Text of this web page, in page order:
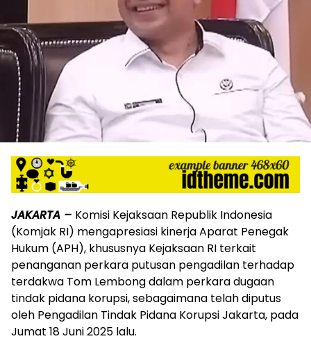
JAKARTA – Komisi Kejaksaan Republik Indonesia
(Komjak RI) mengapresiasi kinerja Aparat Penegak
Hukum (APH), khususnya Kejaksaan RI terkait
penanganan perkara putusan pengadilan terhadap
terdakwa Tom Lembong dalam perkara dugaan
tindak pidana korupsi, sebagaimana telah diputus
oleh Pengadilan Tindak Pidana Korupsi Jakarta, pada
Jumat 18 Juni 2025 lalu.